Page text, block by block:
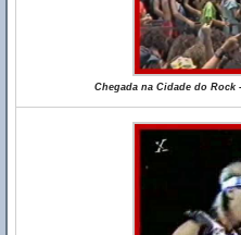
Chegada na Cidade do Rock